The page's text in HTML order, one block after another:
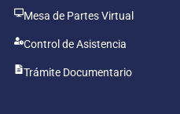
Mesa de Partes Virtual
Control de Asistencia
Trámite Documentario